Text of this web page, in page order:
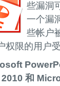
些漏洞
一个漏
些帐户
权限的用户
和